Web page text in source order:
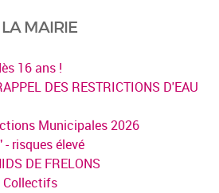
MAIRIE
16 ans !
DES RESTRICTIONS D'EAU
Municipales 2026
risques élevé
DE FRELONS
Collectifs